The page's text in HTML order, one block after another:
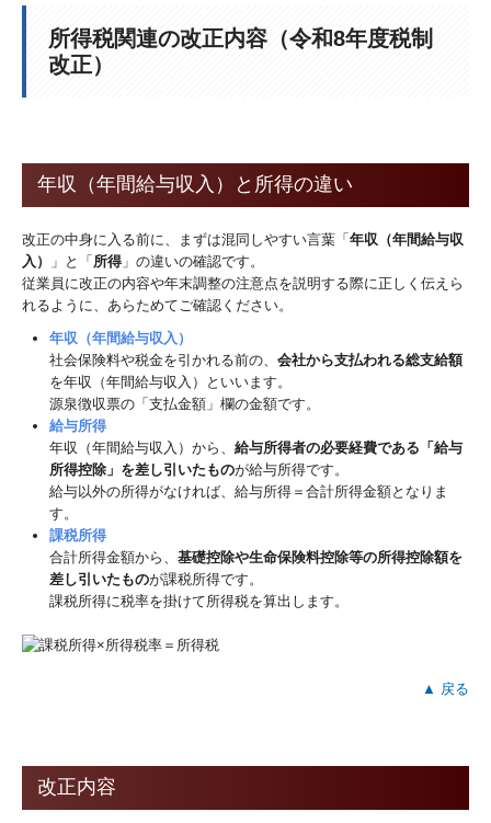
所得税関連の改正内容（令和8年度税制
改正）
年収（年間給与収入）と所得の違い
改正の中身に入る前に、まずは混同しやすい言葉「年収（年間給与収
入）
」と「所得」の違いの確認です。
従業員に改正の内容や年末調整の注意点を説明する際に正しく伝えら
れるように、あらためてご確認ください。
年収（年間給与収入）
社会保険料や税金を引かれる前の、 会社から支払われる総支給額
を年収（年間給与収入）といいます。
源泉徴収票の「支払金額」欄の金額です。
給与所得
年収（年間給与収入）から、 給与所得者の必要経費である「給与
所得控除」を差し引いたものが給与所得です。
給与以外の所得がなければ、給与所得＝合計所得金額となりま
す。
課税所得
合計所得金額から、 基礎控除や生命保険料控除等の所得控除額を
差し引いたものが課税所得です。
課税所得に税率を掛けて所得税を算出します。
▲ 戻る
改正内容